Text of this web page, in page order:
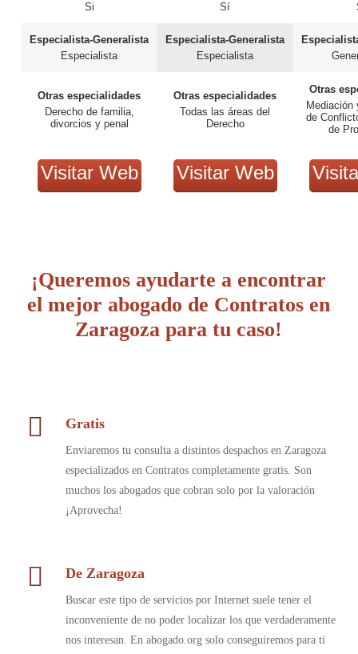
Si
Especialista-Generalista
Especialista
Otras especialidades
Derecho de familia,
divorcios y penal
Visitar Web
Sí
Especialista-Generalista
Especialista
Otras especialidades
Todas las áreas del
Derecho
Visitar Web
Otras
Mediación
de
de
¡Queremos ayudarte a encontrar
el mejor abogado de Contratos en
Zaragoza para tu caso!
Gratis
Enviaremos tu consulta a distintos despachos en Zaragoza
especializados en Contratos completamente gratis. Son
muchos los abogados que cobran solo por la valoración
¡Aprovecha!
De Zaragoza
Buscar este tipo de servicios por Internet suele tener el
inconveniente de no poder localizar los que verdaderamente
nos interesan. En abogado.org solo conseguiremos para ti